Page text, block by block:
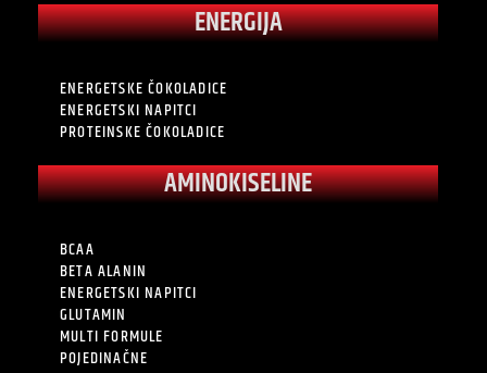
ENERGIJA
ENERGETSKE ČOKOLADICE
ENERGETSKI NAPITCI
PROTEINSKE ČOKOLADICE
AMINOKISELINE
BCAA
BETA ALANIN
ENERGETSKI NAPITCI
GLUTAMIN
MULTI FORMULE
POJEDINAČNE